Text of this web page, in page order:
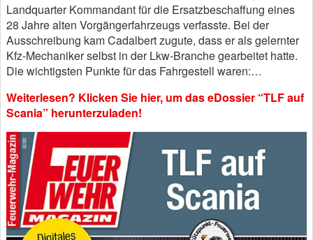
Landquarter Kommandant für die Ersatzbeschaffung eines
28 Jahre alten Vorgängerfahrzeugs verfasste. Bei der
Ausschreibung kam Cadalbert zugute, dass er als gelernter
Kfz-Mechaniker selbst in der Lkw-Branche gearbeitet hatte.
Die wichtigsten Punkte für das Fahrgestell waren:…
Weiterlesen? Klicken Sie hier, um das eDossier “TLF auf
Scania” herunterzuladen!